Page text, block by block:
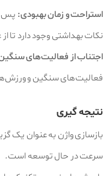
استراحت و زمان بهبودی: پس
نکات بهداشتی وجود دارد تا
اجتناب از فعالیت‌های
فعالیت‌های سنگین و
نتیجه‌ گیری
بازسازی واژن به عنوان یک
سرعت در حال توسعه است.